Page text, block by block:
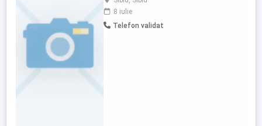
salariu motivant, program stabil și mediu
de lucru plăcut. Pentru detalii, ne puteți
contacta la telefon sau direct la
8 iulie
Telefon validat